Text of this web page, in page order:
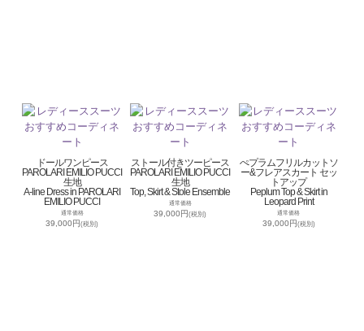
ドールワンピース
PAROLARI EMILIO PUCCI
生地
A-line Dress in PAROLARI
EMILIO PUCCI
通常価格
39,000円(税別)
ストール付きツーピース
PAROLARI EMILIO PUCCI
生地
Top, Skirt & Stole Ensemble
通常価格
39,000円(税別)
ぺプラムフリルカットソ
ー&フレアスカート セッ
トアップ
Peplum Top & Skirt in
Leopard Print
通常価格
39,000円(税別)